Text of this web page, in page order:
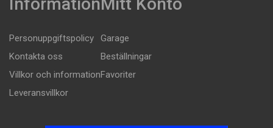
Information
Personuppgiftspolicy
Kontakta oss
Villkor och information
Leveransvillkor
Mitt Konto
Garage
Beställningar
Favoriter